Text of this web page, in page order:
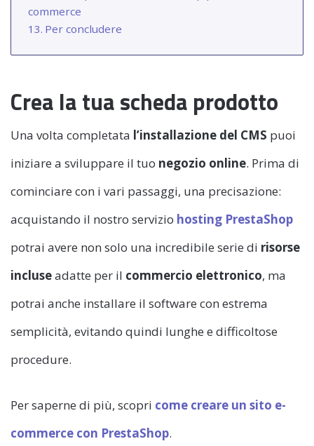
commerce
Per concludere
Crea la tua scheda prodotto
Una volta completata l’installazione del CMS puoi
iniziare a sviluppare il tuo negozio online. Prima di
cominciare con i vari passaggi, una precisazione:
acquistando il nostro servizio hosting PrestaShop
potrai avere non solo una incredibile serie di risorse
incluseadatte per il commercio elettronico, ma
potrai anche installare il software con estrema
semplicità, evitando quindi lunghe e difficoltose
procedure.
Per saperne di più, scopri come creare un sito e-
commerce con PrestaShop.